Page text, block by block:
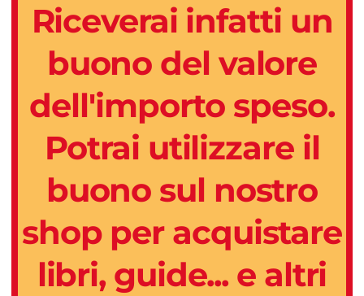
Riceverai infatti un
buono del valore
dell'importo speso.
Potrai utilizzare il
buono sul nostro
shop per acquistare
libri, guide... e altri